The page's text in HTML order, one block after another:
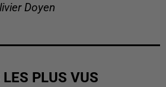
Doyen
PLUS VUS